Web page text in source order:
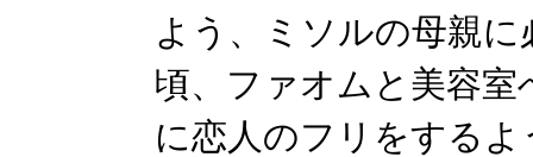
よう、ミソルの母親
頃、ファオムと美容
に恋人のフリをする